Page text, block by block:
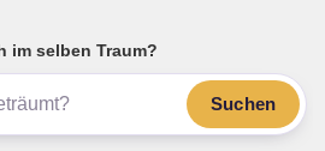
A
p
p
im selben Traum?
Suchen